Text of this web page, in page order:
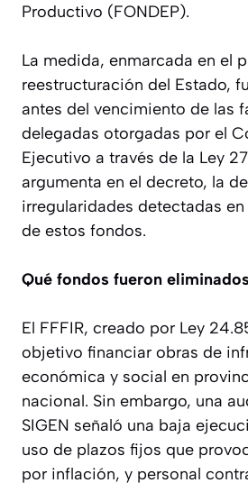
Productivo (FONDEP).
La medida, enmarcada en el
reestructuración del Estado,
antes del vencimiento de las
delegadas otorgadas por el
Ejecutivo a través de la Ley
argumenta en el decreto, la
irregularidades detectadas
de estos fondos.
Qué fondos fueron eliminados
El FFFIR, creado por Ley
objetivo financiar obras de
económica y social en
nacional. Sin embargo, una
SIGEN señaló una baja
uso de plazos fijos que
por inflación, y personal